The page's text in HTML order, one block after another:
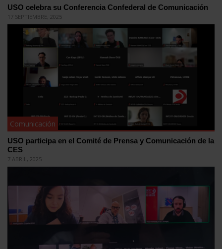
USO celebra su Conferencia Confederal de Comunicación
17 SEPTIEMBRE, 2025
Comunicación
USO participa en el Comité de Prensa y Comunicación de la
CES
7 ABRIL, 2025